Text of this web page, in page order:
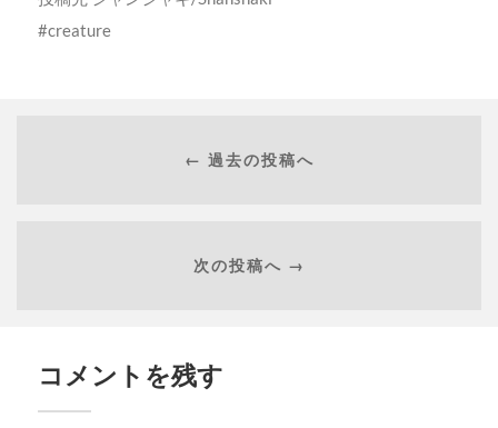
creature
← 過去の投稿へ
次の投稿へ →
コメントを残す